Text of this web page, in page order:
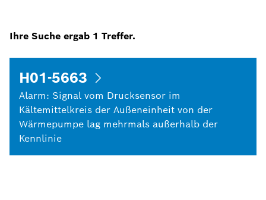
Ihre Suche ergab 1 Treffer.
H01-5663
Alarm: Signal vom Drucksensor im
Kältemittelkreis der Außeneinheit von der
Wärmepumpe lag mehrmals außerhalb der
Kennlinie